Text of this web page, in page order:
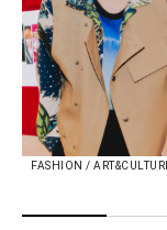
FASHION /